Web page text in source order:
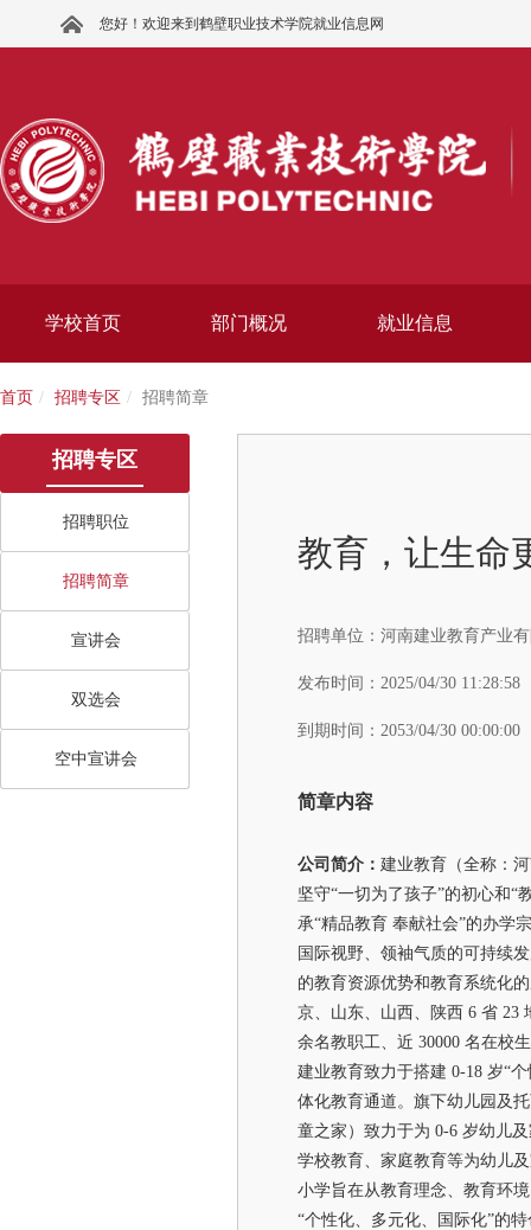
您好！欢迎来到鹤壁职业技术学院就业信息网
学校首页 部门概况 就业信息
首页 招聘专区 招聘简章
招聘专区
招聘职位
招聘简章
宣讲会
双选会
空中宣讲会
教育，让生命
招聘单位： 河南建业教育产业
发布时间： 2025/04/30 11:28:58
到期时间： 2053/04/30 00:00:00
简章内容
公司简介： 建业教育（全称：
坚守“一切为了孩子”的初心和“
承“精品教育 奉献社会”的办学
国际视野、领袖气质的可持续
的教育资源优势和教育系统化
京、山东、山西、陕西 6 省 23
余名教职工、近 30000 名在校
建业教育致力于搭建 0-18 岁“
体化教育通道。旗下幼儿园及
童之家）致力于为 0-6 岁幼儿
学校教育、家庭教育等为幼儿
小学旨在从教育理念、教育环
“个性化、多元化、国际化”的